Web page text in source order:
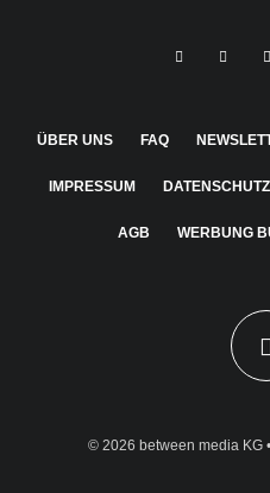
ÜBER UNS FAQ
IMPRESSUM DATENSCHUTZ
AGB WERBUNG
© 2026 between media KG